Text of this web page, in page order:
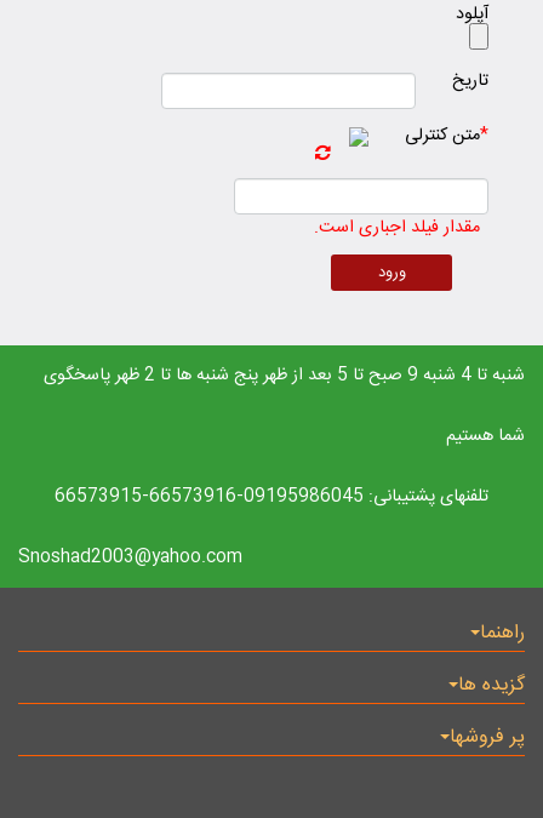
آپلود
تاریخ
*متن کنترلی
مقدار فیلد اجباری است.
شنبه تا 4 شنبه 9 صبح تا 5 بعد از ظهر پنج شنبه ها تا 2 ظهر پاسخگوی
شما هستیم
تلفنهای پشتیبانی: 09195986045-66573916-66573915
Snoshad2003@yahoo.com
راهنما
گزیده ها
پر فروشها